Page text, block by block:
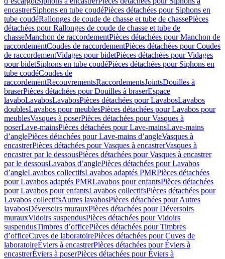
encastrerSiphons en tube coudéPièces détachées pour Siphons en
tube coudéRallonges de coude de chasse et tube de chassePièces
détachées pour Rallonges de coude de chasse et tube de
chasseManchon de raccordementPièces détachées pour Manchon de
raccordementCoudes de raccordementPièces détachées pour Coudes
de raccordementVidages pour bidetPièces détachées pour Vidages
pour bidetSiphons en tube coudéPièces détachées pour Siphons en
tube coudéCoudes de
raccordementRecouvrementsRaccordementsJointsDouilles à
braserPièces détachées pour Douilles à braserEspace
lavaboLavabosLavabosPièces détachées pour LavabosLavabos
doublesLavabos pour meublesPièces détachées pour Lavabos pour
meublesVasques à poserPièces détachées pour Vasques à
poserLave-mainsPièces détachées pour Lave-mainsLave-mains
d’anglePièces détachées pour Lave-mains d’angleVasques à
encastrerPièces détachées pour Vasques à encastrerVasques à
encastrer par le dessousPièces détachées pour Vasques à encastrer
par le dessousLavabos d’anglePièces détachées pour Lavabos
d’angleLavabos collectifsLavabos adaptés PMRPièces détachées
pour Lavabos adaptés PMRLavabos pour enfantsPièces détachées
pour Lavabos pour enfantsLavabos collectifsPièces détachées pour
Lavabos collectifsAutres lavabosPièces détachées pour Autres
lavabosDéversoirs murauxPièces détachées pour Déversoirs
murauxVidoirs suspendusPièces détachées pour Vidoirs
suspendusTimbres dʼofficePièces détachées pour Timbres
dʼofficeCuves de laboratoirePièces détachées pour Cuves de
laboratoireÉviers à encastrerPièces détachées pour Éviers à
encastrerÉviers à poserPièces détachées pour Éviers à